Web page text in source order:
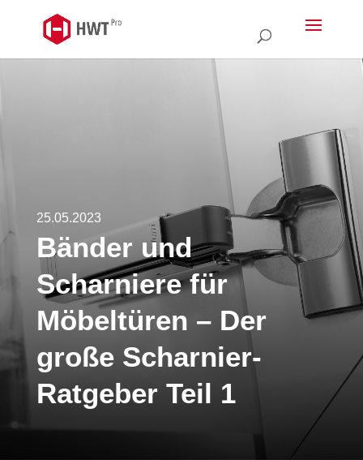
25.05.2023
Bänder und
Scharniere für
Möbeltüren – Der
große Scharnier-
Ratgeber Teil 1